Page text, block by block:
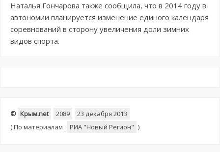
Наталья Гончарова также сообщила, что в 2014 году в
автономии планируется изменение единого календаря
соревнований в сторону увеличения доли зимних
видов спорта.
© Крым.net 2089
23 декабря 2013
(По материалам : РИА "Новый Регион" )